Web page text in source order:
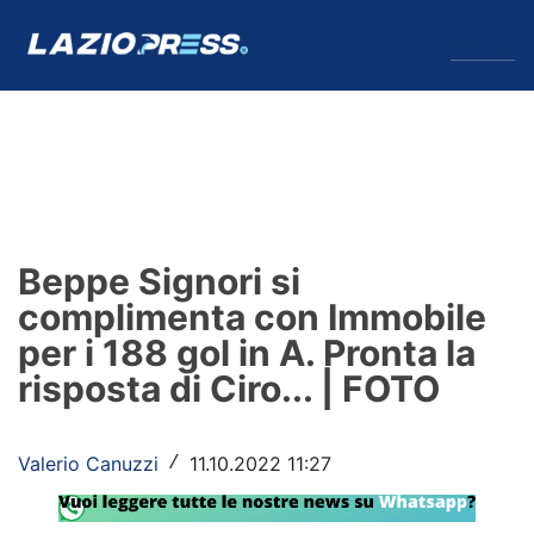
Formello
Infortuni
Primavera
Calciomercato
Lazio Women
Beppe Signori si
complimenta con Immobile
per i 188 gol in A. Pronta la
risposta di Ciro... | FOTO
Valerio Canuzzi / 11.10.2022 11:27